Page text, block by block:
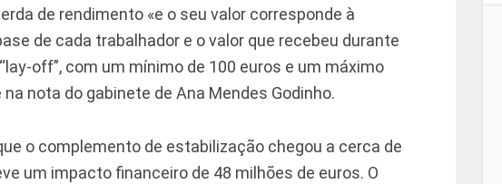
de rendimento «e o seu valor corresponde à
de cada trabalhador e o valor que recebeu durante
off”, com um mínimo de 100 euros e um máximo
na nota do gabinete de Ana Mendes Godinho.
o complemento de estabilização chegou a cerca de
um impacto financeiro de 48 milhões de euros. O